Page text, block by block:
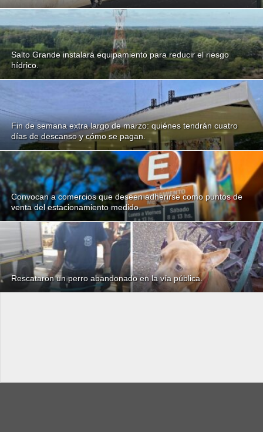
Salto Grande instalará equipamiento para reducir el riesgo
hídrico.
Fin de semana extra largo de marzo: quiénes tendrán cuatro
días de descanso y cómo se pagan.
Convocan a comercios que deseen adherirse como puntos de
venta del estacionamiento medido.
Rescataron un perro abandonado en la vía pública.